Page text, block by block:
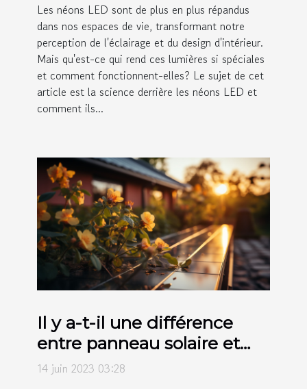
Les néons LED sont de plus en plus répandus
dans nos espaces de vie, transformant notre
perception de l'éclairage et du design d'intérieur.
Mais qu'est-ce qui rend ces lumières si spéciales
et comment fonctionnent-elles? Le sujet de cet
article est la science derrière les néons LED et
comment ils...
Il y a-t-il une différence
entre panneau solaire et
panneau photovoltaïque ?
14 juin 2023 03:28